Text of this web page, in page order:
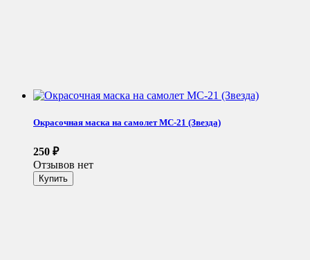
Окрасочная маска на самолет МС-21 (Звезда)
250 ₽
Отзывов нет